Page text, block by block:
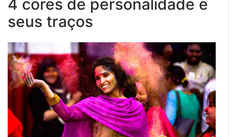
4 cores de personalidade e
seus traços